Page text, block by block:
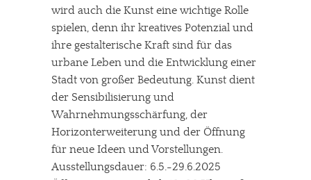
wird auch die Kunst eine wichtige Rolle
spielen, denn ihr kreatives Potenzial und
ihre gestalterische Kraft sind für das
urbane Leben und die Entwicklung einer
Stadt von großer Bedeutung. Kunst dient
der Sensibilisierung und
Wahrnehmungsschärfung, der
Horizonterweiterung und der Öffnung
für neue Ideen und Vorstellungen.
Ausstellungsdauer: 6.5.-29.6.2025